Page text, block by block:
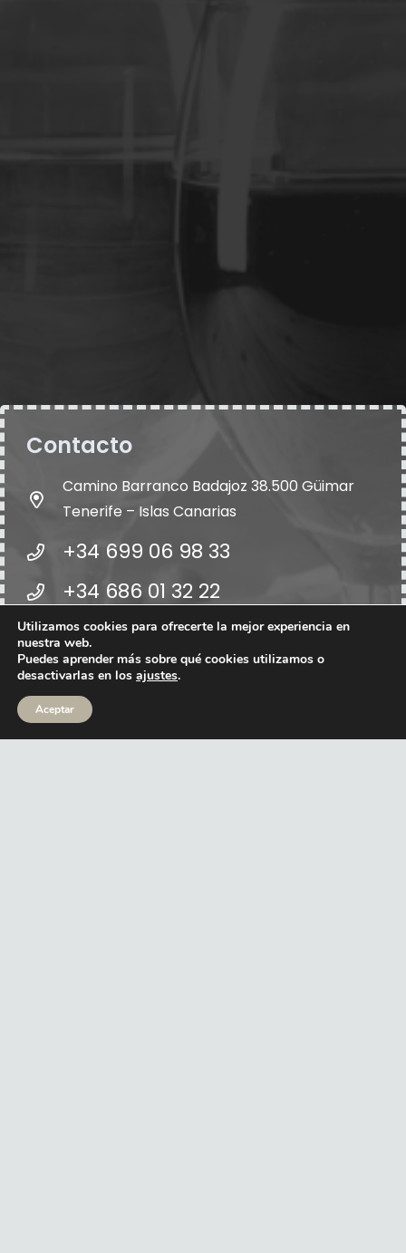
Contacto
Camino Barranco Badajoz 38.500 Güimar
Tenerife – Islas Canarias
+34 699 06 98 33
+34 686 01 32 22
informacion@bodegatempus.com
Síguenos en las redes:
Utilizamos cookies para ofrecerte la mejor experiencia en
nuestra web.
Puedes aprender más sobre qué cookies utilizamos o
desactivarlas en los ajustes.
Aceptar